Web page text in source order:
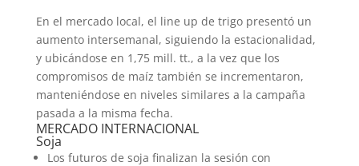
En el mercado local, el line up de trigo presentó un
aumento intersemanal, siguiendo la estacionalidad,
y ubicándose en 1,75 mill. tt., a la vez que los
compromisos de maíz también se incrementaron,
manteniéndose en niveles similares a la campaña
pasada a la misma fecha.
MERCADO INTERNACIONAL
Soja
Los futuros de soja finalizan la sesión con